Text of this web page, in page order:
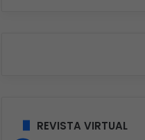
REVISTA VIRTUAL